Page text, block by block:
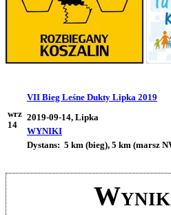
wrz
14
VII Bieg Leśne Dukty Lipka 2019
2019-09-14, Lipka
WYNIKI
Dystans: 5 km (bieg), 5 km (marsz